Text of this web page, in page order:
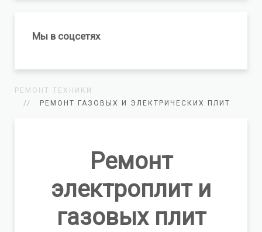
РЕМОНТ ТЕХНИКИ
РЕМОНТ ГАЗОВЫХ И ЭЛЕКТРИЧЕСКИХ ПЛИТ
Ремонт
электроплит и
газовых плит
Мы в соцсетях